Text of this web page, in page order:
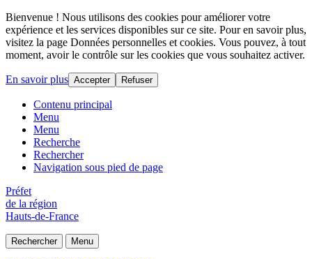
Bienvenue ! Nous utilisons des cookies pour améliorer votre
expérience et les services disponibles sur ce site. Pour en savoir plus,
visitez la page Données personnelles et cookies. Vous pouvez, à tout
moment, avoir le contrôle sur les cookies que vous souhaitez activer.
En savoir plus Accepter Refuser
Contenu principal
Menu
Menu
Recherche
Rechercher
Navigation sous pied de page
Préfet
de la région
Hauts-de-France
Rechercher Menu